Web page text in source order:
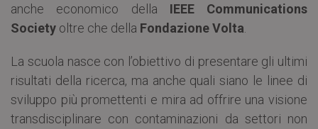
anche economico della IEEE Communications
Society oltre che della Fondazione Volta
La scuola nasce con l’obiettivo di presentare gli ultimi
risultati della ricerca, ma anche quali siano le linee di
sviluppo più promettenti e mira ad offrire una visione
transdisciplinare con contaminazioni da settori non